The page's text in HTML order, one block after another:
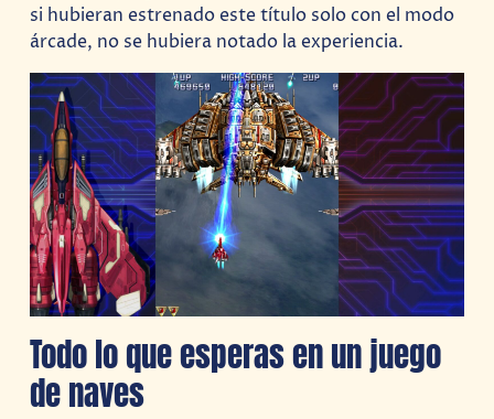
si hubieran estrenado este título solo con el modo
árcade, no se hubiera notado la experiencia.
Todo lo que esperas en un juego
de naves